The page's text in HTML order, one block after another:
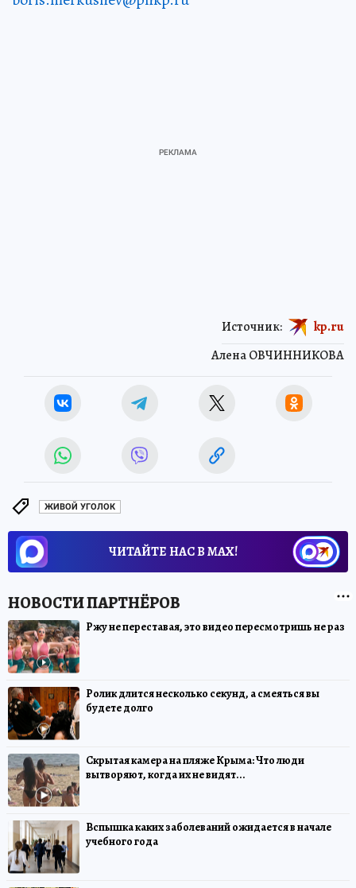
Алена ОВЧИННИКОВА
Источник: kp.ru
ЖИВОЙ УГОЛОК
ЧИТАЙТЕ НАС В МАХ!
Ржу не переставая, это видео пересмотришь не раз
Ролик длится несколько секунд, а смеяться вы
будете долго
Скрытая камера на пляже Крыма: Что люди
вытворяют, когда их не видят...
Вспышка каких заболеваний ожидается в начале
учебного года